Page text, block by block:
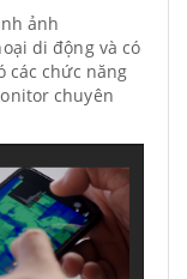
ảnh
di động và có
các chức năng
chuyên